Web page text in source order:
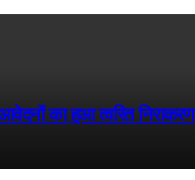
का हुआ त्वरित निराकरण